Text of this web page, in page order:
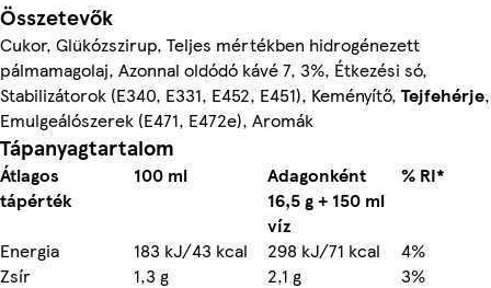
Összetevők
Cukor, Glükózszirup, Teljes mértékben hidrogénezett
pálmamagolaj, Azonnal oldódó kávé 7, 3%, Étkezési só,
Stabilizátorok (E340, E331, E452, E451), Keményítő, Tejfehérje,
Emulgeálószerek (E471, E472e), Aromák
Tápanyagtartalom
Átlagos
tápérték
100 ml
Adagonként
16,5 g + 150 ml
víz
% RI*
Energia 183 kJ/43 kcal 298 kJ/71 kcal
4%
Zsír
1,3 g 2,1 g
3%